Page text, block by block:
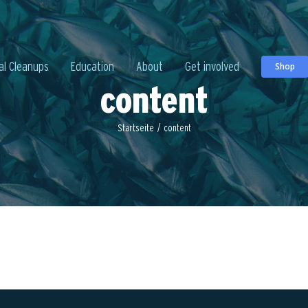
Cleanups Education About Get involved Shop
content
Startseite / content